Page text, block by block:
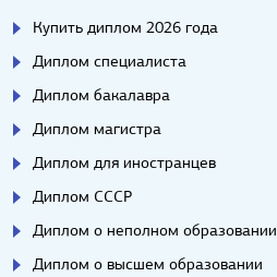
Купить диплом 2026 года
Диплом специалиста
Диплом бакалавра
Диплом магистра
Диплом для иностранцев
Диплом СССР
Диплом о неполном образовании
Диплом о высшем образовании